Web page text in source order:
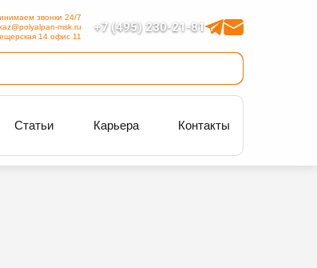
+7 (495) 230-21-81
звонки 24/7
msk.ru
14 офис 11
Статьи Карьера Контакты